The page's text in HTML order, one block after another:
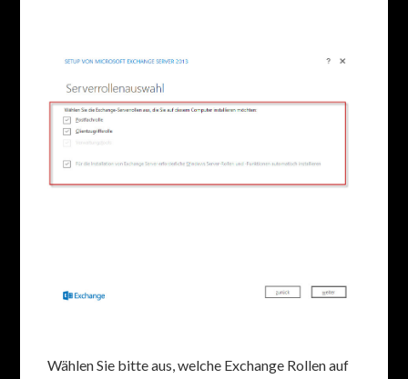
Wählen Sie bitte aus, welche Exchange Rollen auf